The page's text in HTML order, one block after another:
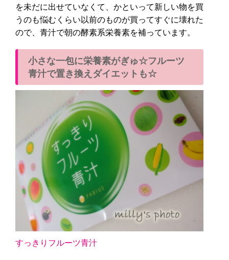
を未だに出せていなくて、かといって新しい物を買
うのも悩むくらい以前のものが買ってすぐに壊れた
ので、青汁で朝の酵素系栄養素を補っています。
小さな一包に栄養素がぎゅ☆フルーツ
青汁で置き換えダイエットも☆
すっきりフルーツ青汁